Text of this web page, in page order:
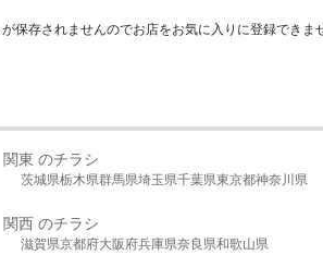
存されませんのでお店をお気に入りに登録できま
関東 のチラシ
茨城県栃木県群馬県埼玉県千葉県東京都神奈川県
関西 のチラシ
滋賀県京都府大阪府兵庫県奈良県和歌山県